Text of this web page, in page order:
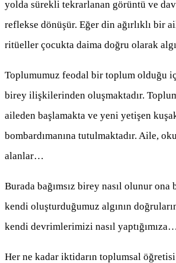
yolda sürekli tekrarlanan görüntü ve
reflekse dönüşür. Eğer din ağırlıklı bir
ritüeller çocukta daima doğru olarak
Toplumumuz feodal bir toplum olduğu
birey ilişkilerinden oluşmaktadır.
aileden başlamakta ve yeni yetişen
bombardımanına tutulmaktadır. Aile,
alanlar…
Burada bağımsız birey nasıl olunur ona
kendi oluşturduğumuz algının
kendi devrimlerimizi nasıl yaptığımıza…
Her ne kadar iktidarın toplumsal